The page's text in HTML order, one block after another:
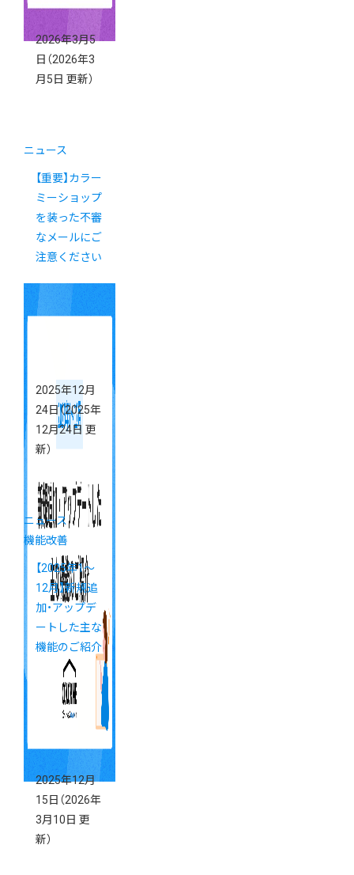
2026年3月5
日 （2026年3
月5日 更新）
ニュース
【重要】カラー
ミーショップ
を装った不審
なメールにご
注意ください
2025年12月
24日（2025年
12月24日 更
新）
ニュース
機能改善
【2025年1～
12月】新規追
加・アップデ
ートした主な
機能のご紹介
2025年12月
15日 （2026年
3月10日 更
新）